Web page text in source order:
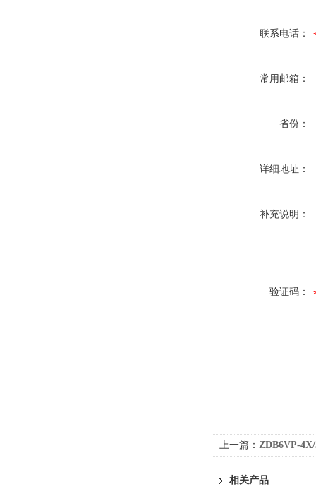
联系电话：
常用邮箱：
省份：
详细地址：
补充说明：
验证码：
上一篇： ZDB6VP-
相关产品